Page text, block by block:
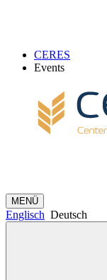
CERES
Events
MENÜ
Englisch Deutsch